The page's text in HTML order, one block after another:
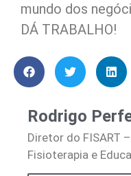
mundo dos
DÁ TRABALHO!
Rodrigo
Diretor do FISART
Fisioterapia e